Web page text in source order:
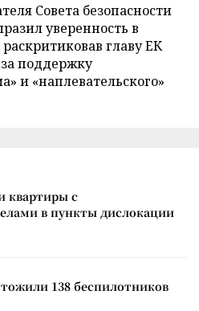
Совета безопасности
уверенность в
главу ЕК
поддержку
и «наплевательского»
квартиры с
в пункты дислокации
138 беспилотников